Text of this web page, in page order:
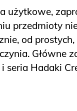
użytkowe,
przedmioty
od
Główne
seria Hadaki